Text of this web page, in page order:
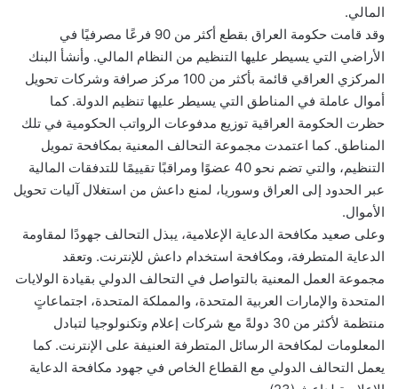
المالي.
وقد قامت حكومة العراق بقطع أكثر من 90 فرعًا مصرفيًا في
الأراضي التي يسيطر عليها التنظيم من النظام المالي. وأنشأ البنك
المركزي العراقي قائمة بأكثر من 100 مركز صرافة وشركات تحويل
أموال عاملة في المناطق التي يسيطر عليها تنظيم الدولة. كما
حظرت الحكومة العراقية توزيع مدفوعات الرواتب الحكومية في تلك
المناطق. كما اعتمدت مجموعة التحالف المعنية بمكافحة تمويل
التنظيم، والتي تضم نحو 40 عضوًا ومراقبًا تقييمًا للتدفقات المالية
عبر الحدود إلى العراق وسوريا، لمنع داعش من استغلال آليات تحويل
الأموال.
وعلى صعيد مكافحة الدعاية الإعلامية، يبذل التحالف جهودًا لمقاومة
الدعاية المتطرفة، ومكافحة استخدام داعش للإنترنت. وتعقد
مجموعة العمل المعنية بالتواصل في التحالف الدولي بقيادة الولايات
المتحدة والإمارات العربية المتحدة، والمملكة المتحدة، اجتماعاتٍ
منتظمة لأكثر من 30 دولةً مع شركات إعلام وتكنولوجيا لتبادل
المعلومات لمكافحة الرسائل المتطرفة العنيفة على الإنترنت. كما
يعمل التحالف الدولي مع القطاع الخاص في جهود مكافحة الدعاية